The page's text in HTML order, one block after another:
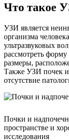
Что такое
УЗИ является
организма
ультразвуковых
рассмотреть
размеры,
Также УЗИ почек и
отсутствие
Почки и
пространстве и
исследования